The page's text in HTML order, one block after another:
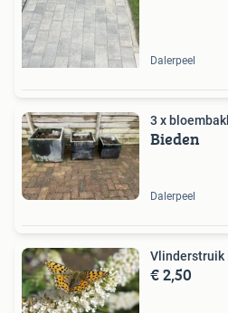
Dalerpeel
3 x
Bieden
Dalerpeel
Vlinderstruik
€ 2,50